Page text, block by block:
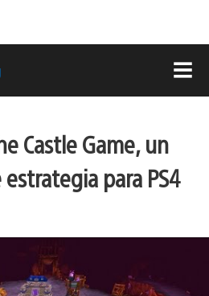
Castle Game, un
para PS4